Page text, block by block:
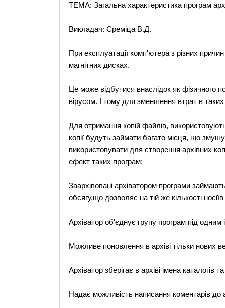
ТЕМА: Загальна характеристика програм
Викладач: Єреміца В.Д.
При експлуатації комп'ютера з різних
магнітних дисках.
Це може відбутися внаслідок як фізичного
вірусом. І тому для зменшення втрат в таких
Для отримання копій файлів,
копії будуть займати багато місця, що
використовувати для створення архівних
ефект таких програм:
Заархівовані архіватором програми
обсягу,що дозволяє на тій же кількості
Архіватор об'єднує групу програм під
Можливе поновлення в архіві тільки нових
Архіватор зберігає в архіві імена каталогів
Надає можливість написання коментарів до